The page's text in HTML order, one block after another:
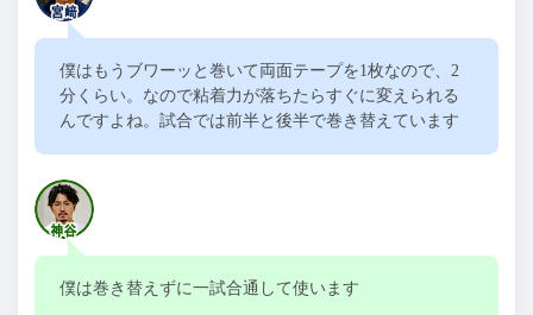
僕はもうブワーッと巻いて両面テープを1枚なので、 2
分くらい。なので粘着力が落ちたらすぐに変えられる
んですよね。試合では前半と後半で巻き替えています
僕は巻き替えずに一試合通して使います